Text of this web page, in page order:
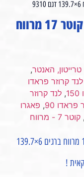
סט 4 ג'אנטים DIRTY LIFE קוטר 17 מרווח
,
לנד קרוזר פראדו
, לנד קרוזר
90
, פאגרו
,
קוטר 7 - מרווח